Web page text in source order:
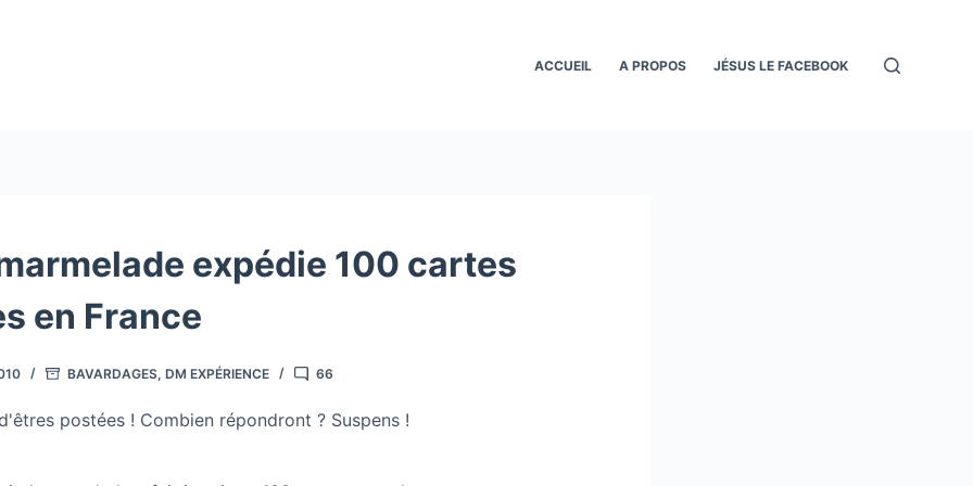
ACCUEIL A PROPOS JÉSUS LE FACEBOOK
expédie 100 cartes
en France
BAVARDAGES, DM EXPÉRIENCE 66
postées ! Combien répondront ? Suspens !